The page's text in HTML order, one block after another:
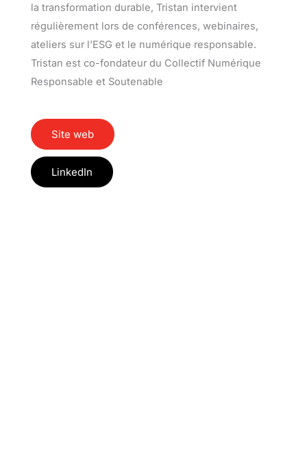
la transformation durable, Tristan intervient
régulièrement lors de conférences, webinaires,
ateliers sur l’ESG et le numérique responsable.
Tristan est co-fondateur du Collectif Numérique
Responsable et Soutenable
Site web
LinkedIn